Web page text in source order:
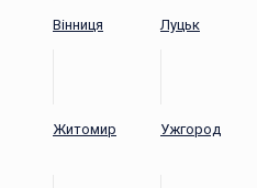
Вінниця Луцьк
Житомир Ужгород